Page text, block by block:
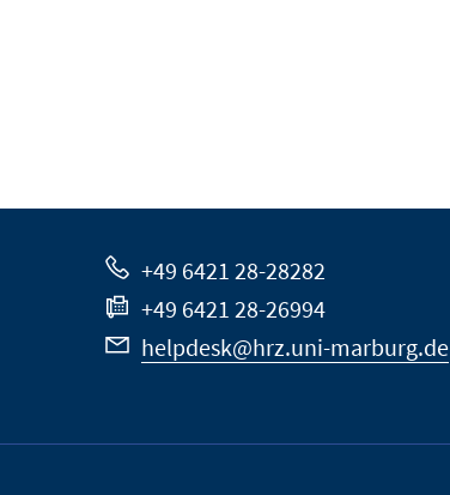
+49 6421 28-28282
+49 6421 28-26994
helpdesk@hrz.uni-marburg.de